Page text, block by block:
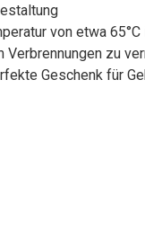
von etwa
Verbrennungen zu
Geschenk für